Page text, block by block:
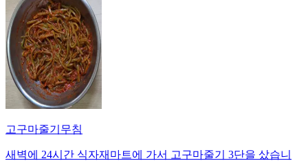
고구마줄기무침
새벽에 24시간 식자재마트에 가서 고구마줄기 3단을 샀습니